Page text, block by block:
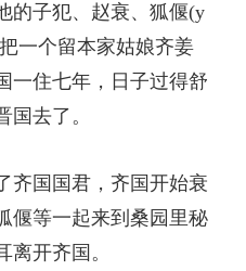
的子犯、赵衰、狐偃(y
一个留本家姑娘齐姜
一住七年，日子过得舒
国去了。
齐国国君，齐国开始衰
偃等一起来到桑园里秘
离开齐国。